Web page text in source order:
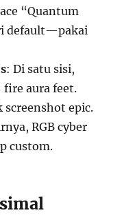
“Quantum
default—pakai
: Di satu sisi,
aura feet.
screenshot epic.
RGB cyber
custom.